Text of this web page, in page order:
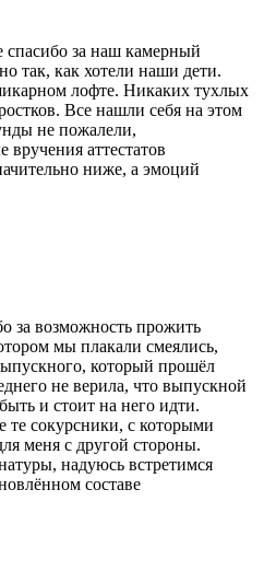
спасибо за наш камерный
так, как хотели наши дети.
лофте. Никаких тухлых
Все нашли себя на этом
не пожалели,
аттестатов
ниже, а эмоций
за возможность прожить
мы плакали смеялись,
который прошёл
не верила, что выпускной
и стоит на него идти.
сокурсники, с которыми
меня с другой стороны.
надуюсь встретимся
составе